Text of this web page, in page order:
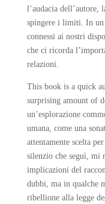
l’audacia dell’autore,
spingere i limiti. In un
connessi ai nostri
che ci ricorda
relazioni.
This book is a quick
surprising amount of
un’esplorazione
umana, come una
attentamente scelta
silenzio che seguì, mi
implicazioni del
dubbi, ma in qualche
ribellione alla legge